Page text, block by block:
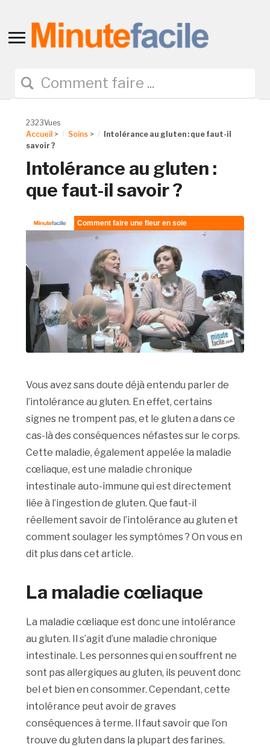
Toggle
navigation
2323Vues
Accueil > Soins >
Intolérance au gluten : que faut-il
savoir ?
Intolérance au gluten :
que faut-il savoir ?
Vous avez sans doute déjà entendu parler de
l’intolérance au gluten. En effet, certains
signes ne trompent pas, et le gluten a dans ce
cas-là des conséquences néfastes sur le corps.
Cette maladie, également appelée la maladie
cœliaque, est une maladie chronique
intestinale auto-immune qui est directement
liée à l’ingestion de gluten. Que faut-il
réellement savoir de l’intolérance au gluten et
comment soulager les symptômes ? On vous en
dit plus dans cet article.
La maladie cœliaque
La maladie cœliaque est donc une intolérance
au gluten. Il s’agit d’une maladie chronique
intestinale. Les personnes qui en souffrent ne
sont pas allergiques au gluten, ils peuvent donc
bel et bien en consommer. Cependant, cette
intolérance peut avoir de graves
conséquences à terme. Il faut savoir que l’on
trouve du gluten dans la plupart des farines.